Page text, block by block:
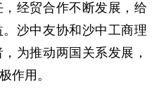
经贸合作不断发展，给
沙中友协和沙中工商理
为推动两国关系发展，
作用。